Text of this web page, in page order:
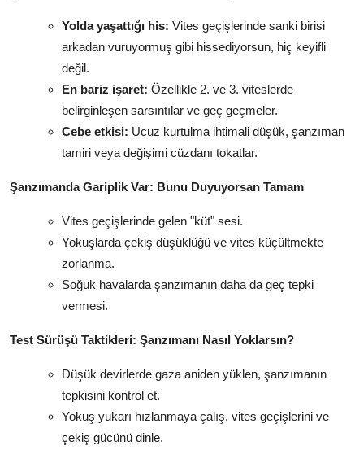
Yolda yaşattığı his: Vites geçişlerinde sanki birisi
arkadan vuruyormuş gibi hissediyorsun, hiç keyifli
değil.
En bariz işaret: Özellikle 2. ve 3. viteslerde
belirginleşen sarsıntılar ve geç geçmeler.
Cebe etkisi: Ucuz kurtulma ihtimali düşük, şanzıman
tamiri veya değişimi cüzdanı tokatlar.
Şanzımanda Gariplik Var: Bunu Duyuyorsan Tamam
Vites geçişlerinde gelen "küt" sesi.
Yokuşlarda çekiş düşüklüğü ve vites küçültmekte
zorlanma.
Soğuk havalarda şanzımanın daha da geç tepki
vermesi.
Test Sürüşü Taktikleri: Şanzımanı Nasıl Yoklarsın?
Düşük devirlerde gaza aniden yüklen, şanzımanın
tepkisini kontrol et.
Yokuş yukarı hızlanmaya çalış, vites geçişlerini ve
çekiş gücünü dinle.